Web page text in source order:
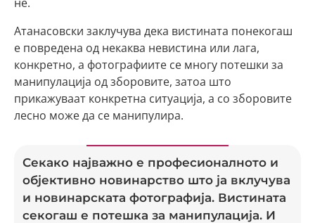
Атанасовски заклучува дека вистината понекогаш
е повредена од некаква невистина или лага,
конкретно, а фотографиите се многу потешки за
манипулација од зборовите, затоа што
прикажуваат конкретна ситуација, а со зборовите
лесно може да се манипулира.
Секако најважно е професионалното и
објективно новинарство што ја вклучува
и новинарската фотографија. Вистината
секогаш е потешка за манипулација. И